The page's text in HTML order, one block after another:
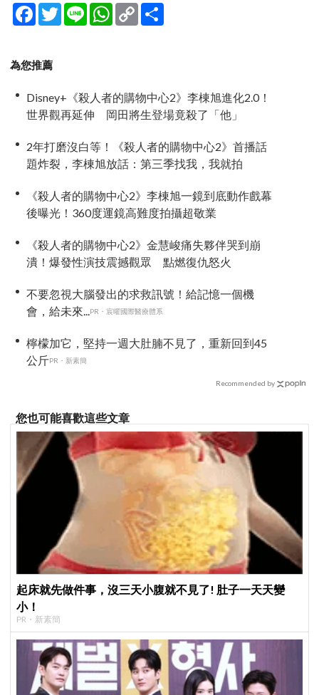
Facebook
TwitterLine WhatsApp
Copy
Link
為您推薦
Disney+《殺人者的購物中心2》李棟旭進化2.0！
世界觀再延伸 岡田將生登場竟殺了「他」
2年打磨沒白等！《殺人者的購物中心2》首播話
題炸裂，李棟旭放話：第三季找我，我就拍
《殺人者的購物中心2》李棟旭一鏡到底動作戲幕
後曝光！360度運鏡高難度拍攝超敬業
《殺人者的購物中心2》金慧峻痛失夥伴哭到崩
潰！爆發性演技震撼觀眾 點燃復仇怒火
不要忽視大腦發出的求救訊號！給記憶一個機
會，給未來...
PR・宸曜國際醫療體系
檸檬加它，堅持一週大肚腩不見了，重新回到45
公斤PR・新素簡
Recommended by
您也可能喜歡這些文章
起床就先做件事，沒三天小腹就不見了! 肚子一天天變
小！
PR・新素簡